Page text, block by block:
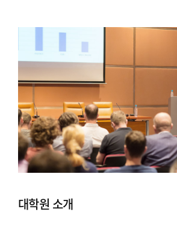
대학원 소개